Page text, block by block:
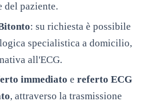
del paziente.
: su richiesta è possibile
specialistica a domicilio,
all'ECG.
immediato e referto ECG
, attraverso la trasmissione